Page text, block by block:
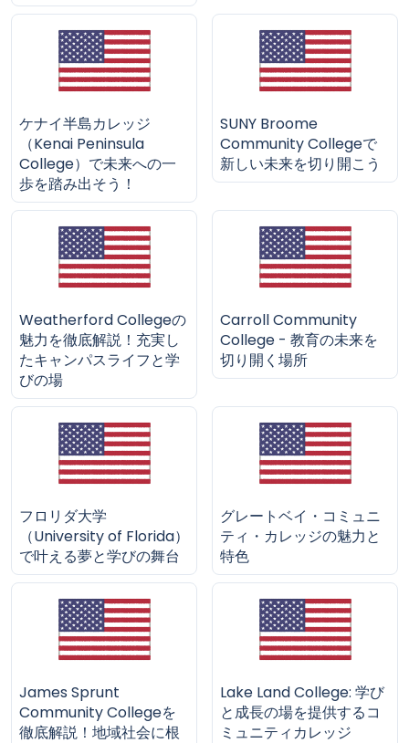
ケナイ半島カレッジ
（Kenai Peninsula
College）で未来への一
歩を踏み出そう！
SUNY Broome
Community Collegeで
新しい未来を切り開こう
Weatherford Collegeの
魅力を徹底解説！充実し
たキャンパスライフと学
びの場
Carroll Community
College - 教育の未来を
切り開く場所
フロリダ大学
（University of Florida）
で叶える夢と学びの舞台
グレートベイ・コミュニ
ティ・カレッジの魅力と
特色
James Sprunt
Community Collegeを
徹底解説！地域社会に根
Lake Land College: 学び
と成長の場を提供するコ
ミュニティカレッジ